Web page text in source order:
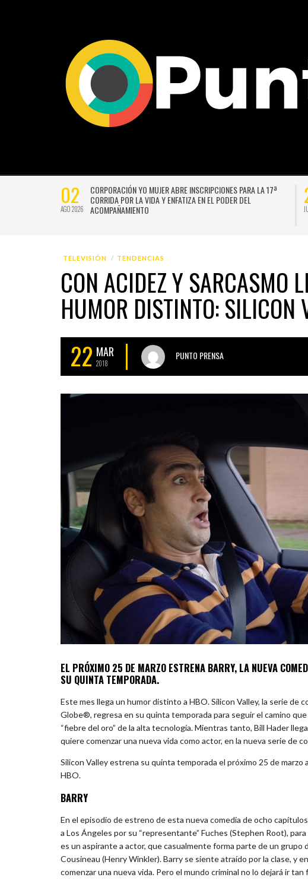
02
AGO 2026
CORPORACIÓN YO MUJER ABRE INSCRIPCIONES PARA LA 17ª
CORRIDA POR LA VIDA Y ENFATIZA EN EL PODER DEL
ACOMPAÑAMIENTO
TELEVISIÓN TENDENCIAS
CON ACIDEZ Y SARCASMO
HUMOR DISTINTO: SILICON
22 MAR
2018
PUNTO PRENSA
EL PRÓXIMO 25 DE MARZO ESTRENA BARRY, LA NUEVA
SU QUINTA TEMPORADA.
Este mes llega un humor distinto a HBO. Silicon Valley, la serie de
Globe®, regresa en su quinta temporada para seguir el camino
“fiebre del oro” de la alta tecnología. Mientras tanto, Bill Hader
quiere comenzar una nueva vida como actor, en la nueva serie de
Silicon Valley estrena su quinta temporada el próximo 25 de marzo
HBO.
BARRY
En el episodio de estreno de esta nueva comedia de ocho
a Los Ángeles por su “representante” Fuches (Stephen Root),
es un aspirante a actor, que casualmente forma parte de un
Cousineau (Henry Winkler). Barry se siente atraído por la clase, y
comenzar una nueva vida. Pero el mundo criminal no lo dejará ir tan